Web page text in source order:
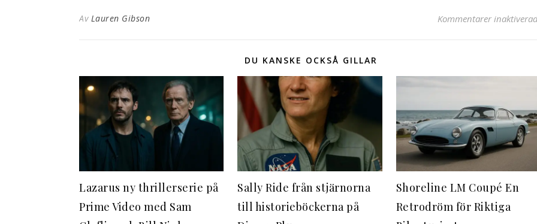
Av Lauren Gibson Kommentarer
DU KANSKE OCKSÅ GILLAR
Lazarus ny thrillerserie på
Prime Video med Sam
Sally Ride från stjärnorna
till historieböckerna på
Shoreline LM Coupé En
Retrodröm för Riktiga